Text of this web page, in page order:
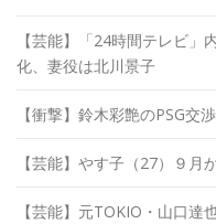
【芸能】「24時間テレビ」
化、妻役は北川景子
【衝撃】鈴木彩艶のPSG交
【芸能】やす子（27）９月
【芸能】元TOKIO・山口